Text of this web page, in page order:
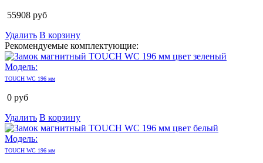
55908 руб
Удалить В корзину
Рекомендуемые комплектующие:
Модель:
TOUCH WC 196 мм
0 руб
Удалить В корзину
Модель:
TOUCH WC 196 мм